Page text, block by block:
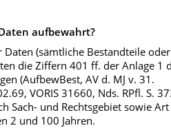
aufbewahrt?
(sämtliche Bestandteile oder
die Ziffern 401 ff. der Anlage 1
(AufbewBest, AV d. MJ v. 31.
VORIS 31660, Nds. RPfl. S.
Sach- und Rechtsgebiet sowie
2 und 100 Jahren.